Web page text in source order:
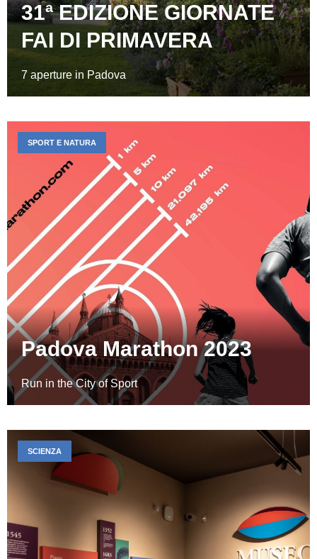
31ª EDIZIONE GIORNATE
FAI DI PRIMAVERA
7 aperture in Padova
Padova Marathon 2023
Run in the City of Sport
SPORT E NATURA
SCIENZA